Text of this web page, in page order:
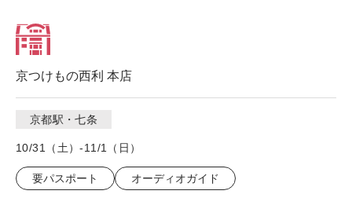
京つけもの西利 本店
京都駅・七条
10/31（土）-11/1（日）
要パスポート オーディオガイド